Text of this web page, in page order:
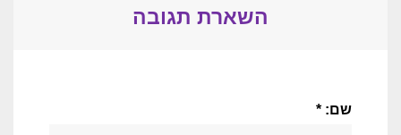
השארת תגובה
שם: *